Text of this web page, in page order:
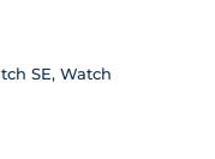
SE, Watch